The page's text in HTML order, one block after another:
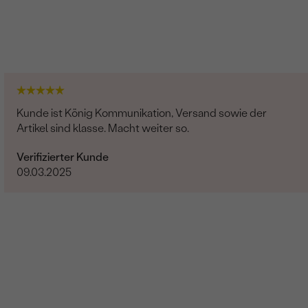
Kunde ist König Kommunikation, Versand sowie der
Artikel sind klasse. Macht weiter so.
Verifizierter Kunde
09.03.2025